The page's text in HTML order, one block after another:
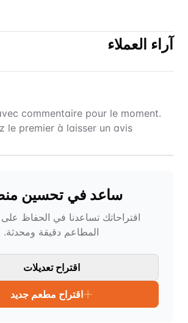
آراء العملاء
commentaire pour le moment.
le premier à laisser un avis !
ساعد في تحسين
اقتراحاتك تساعدنا في الحفاظ
المطاعم دقيقة ومحدثة.
اقتراح تعديلات
اقتراح مطعم جديد